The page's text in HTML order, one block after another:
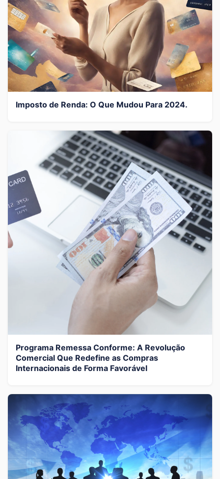
Imposto de Renda: O Que Mudou Para 2024.
Programa Remessa Conforme: A Revolução
Comercial Que Redefine as Compras
Internacionais de Forma Favorável